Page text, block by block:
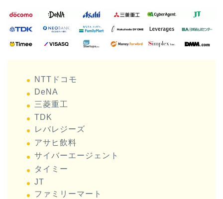
NTTドコモ
DeNA
三菱重工
TDK
レバレジーズ
アサヒ飲料
サイバーエージェント
タイミー
JT
ファミリーマート